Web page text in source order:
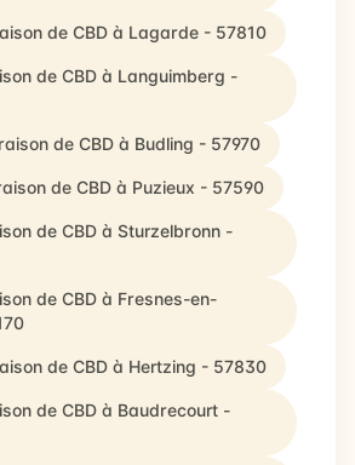
de CBD à Lagarde - 57810
de CBD à Languimberg -
de CBD à Budling - 57970
de CBD à Puzieux - 57590
de CBD à Sturzelbronn -
de CBD à Fresnes-en-
de CBD à Hertzing - 57830
de CBD à Baudrecourt -